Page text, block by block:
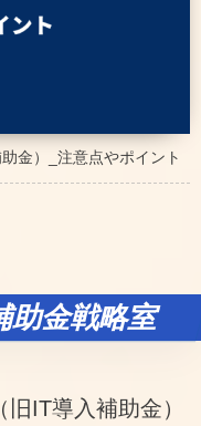
金）_注意点やポイント
助金戦略室
IT導入補助金）